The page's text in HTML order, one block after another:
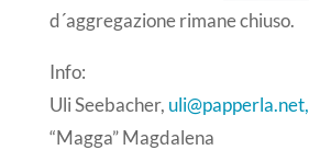
d´aggregazione rimane chiuso.
Info:
Uli Seebacher, uli@papperla.net,
“Magga” Magdalena